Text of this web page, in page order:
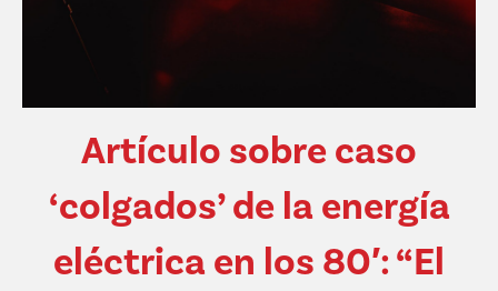
Artículo sobre caso
‘colgados’ de la energía
eléctrica en los 80′: “El